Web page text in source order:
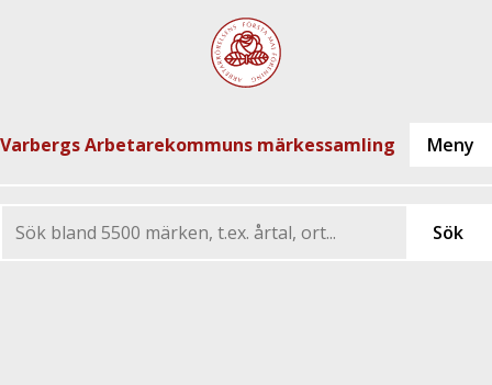
Varbergs Arbetarekommuns märkessamling